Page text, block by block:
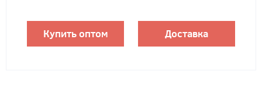
Купить оптом Доставка